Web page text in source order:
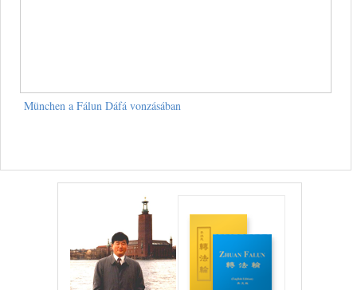
München a Fálun Dáfá vonzásában